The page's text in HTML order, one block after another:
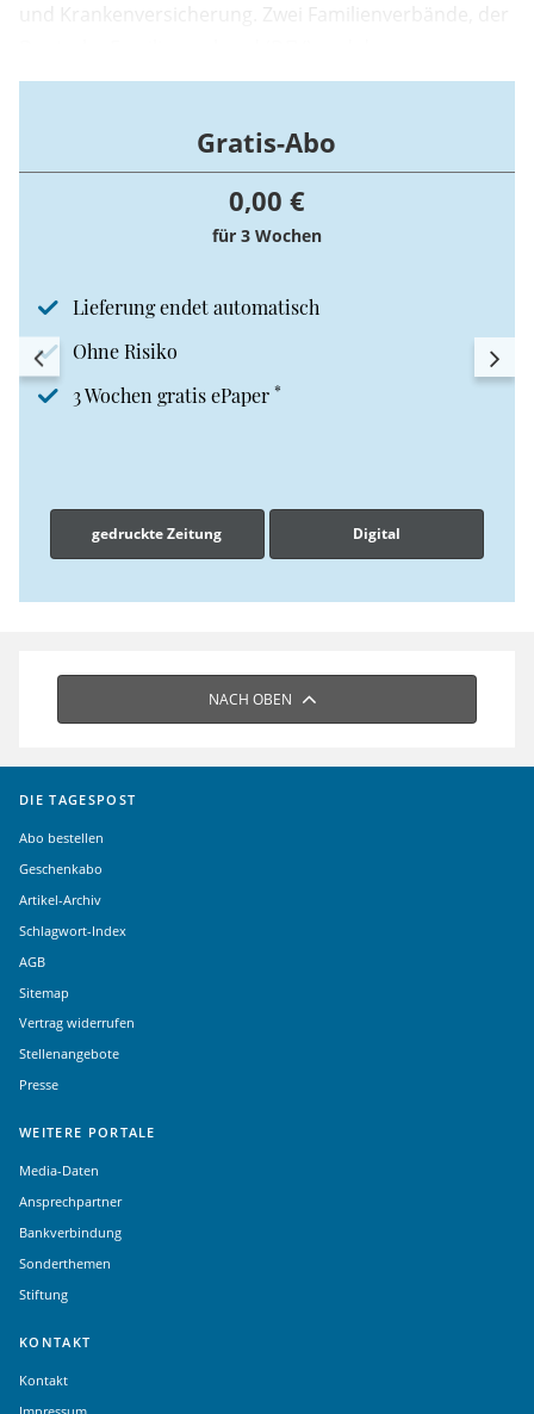
und Krankenversicherung. Zwei Familienverbände, der
Familienbund der Katholiken (FDK), unterstützen sie
Gratis-Abo
0,00 €
für 3 Wochen
Lieferung endet automatisch
Ohne Risiko
3 Wochen gratis ePaper *
gedruckte Zeitung Digital
NACH OBEN
DIE TAGESPOST
Abo bestellen
Geschenkabo
Artikel-Archiv
Schlagwort-Index
AGB
Sitemap
Vertrag widerrufen
Stellenangebote
Presse
WEITERE PORTALE
Media-Daten
Ansprechpartner
Bankverbindung
Sonderthemen
Stiftung
KONTAKT
Kontakt